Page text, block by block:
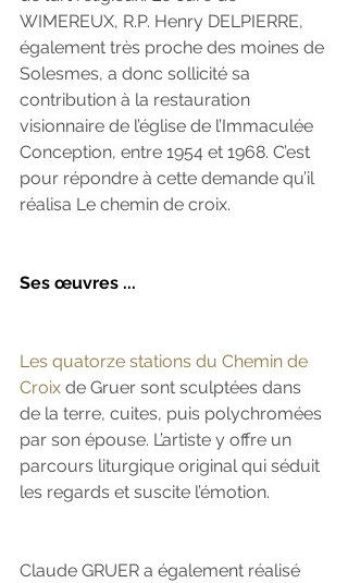
WIMEREUX, R.P. Henry DELPIERRE,
également très proche des moines de
Solesmes, a donc sollicité sa
contribution à la restauration
visionnaire de l’église de l’Immaculée
Conception, entre 1954 et 1968. C’est
pour répondre à cette demande qu’il
réalisa Le chemin de croix.
Ses œuvres ...
Les quatorze stations du Chemin de
Croix de Gruer sont sculptées dans
de la terre, cuites, puis polychromées
par son épouse. L’artiste y offre un
parcours liturgique original qui séduit
les regards et suscite l’émotion.
Claude GRUER a également réalisé